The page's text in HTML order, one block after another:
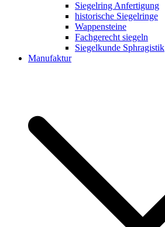
Siegelring Anfertigung
historische Siegelringe
Wappensteine
Fachgerecht siegeln
Siegelkunde Sphragistik
Manufaktur